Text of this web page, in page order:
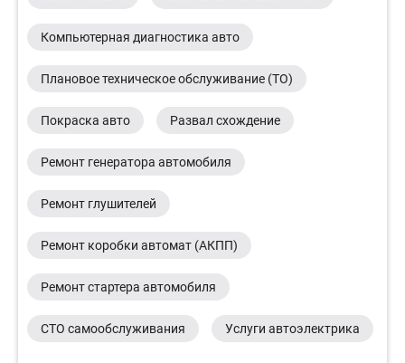
Компьютерная диагностика авто
Плановое техническое обслуживание (ТО)
Покраска авто Развал схождение
Ремонт генератора автомобиля
Ремонт глушителей
Ремонт коробки автомат (АКПП)
Ремонт стартера автомобиля
СТО самообслуживания Услуги автоэлектрика